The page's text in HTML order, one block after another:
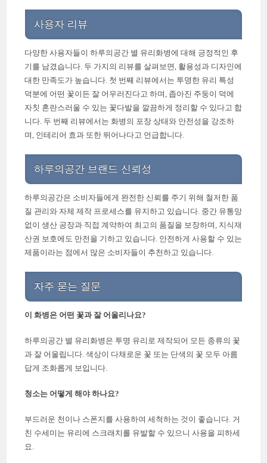
사용자 리뷰
다양한 사용자들이 하루의공간 별 유리화병에 대해 긍정적인 후
기를 남겼습니다. 두 가지의 리뷰를 살펴보면, 활용성과 디자인에
대한 만족도가 높습니다. 첫 번째 리뷰에서는 투명한 유리 특성
덕분에 어떤 꽃이든 잘 어우러진다고 하며, 좁아진 주둥이 덕에
자칫 혼란스러울 수 있는 꽃다발을 깔끔하게 정리할 수 있다고 합
니다. 두 번째 리뷰에서는 화병의 포장 상태와 안전성을 강조하
며, 인테리어 효과 또한 뛰어나다고 언급합니다.
하루의공간 브랜드 신뢰성
하루의공간은 소비자들에게 완전한 신뢰를 주기 위해 철저한 품
질 관리와 자체 제작 프로세스를 유지하고 있습니다. 중간 유통망
없이 생산 공장과 직접 계약하여 최고의 품질을 보장하며, 지식재
산권 보호에도 만전을 기하고 있습니다. 안전하게 사용할 수 있는
제품이라는 점에서 많은 소비자들이 추천하고 있습니다.
자주 묻는 질문
이 화병은 어떤 꽃과 잘 어울리나요?
하루의공간 별 유리화병은 투명 유리로 제작되어 모든 종류의 꽃
과 잘 어울립니다. 색상이 다채로운 꽃 또는 단색의 꽃 모두 아름
답게 조화롭게 보입니다.
청소는 어떻게 해야 하나요?
부드러운 천이나 스폰지를 사용하여 세척하는 것이 좋습니다. 거
친 수세미는 유리에 스크래치를 유발할 수 있으니 사용을 피하세
요.